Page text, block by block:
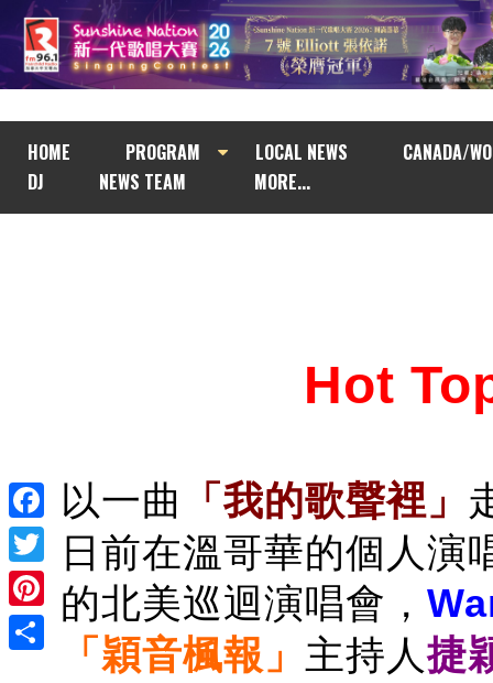
HOME PROGRAM LOCAL NEWS
CANADA/
DJ
NEWS TEAM MORE...
Facebook
Twitter
Pinterest
Hot
以一曲 「我的歌聲裡」
日前在溫哥華的個人演
的北美巡迴演唱會，
「 穎音楓報」 主持人捷